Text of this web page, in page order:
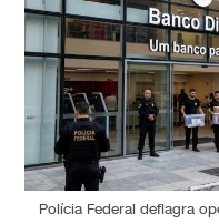
Polícia Federal deflagra